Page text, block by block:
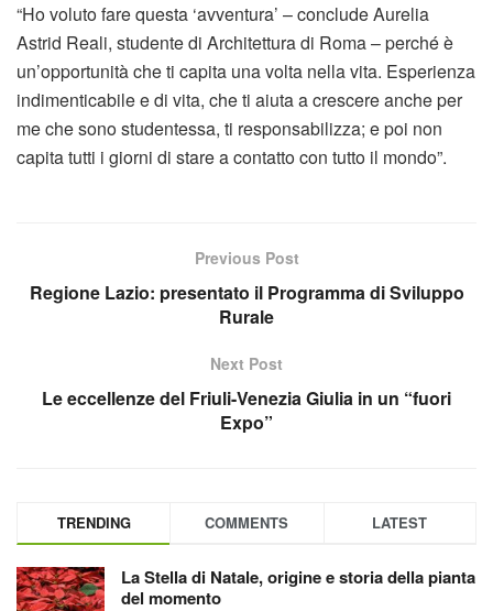
“Ho voluto fare questa ‘avventura’ – conclude Aurelia
Astrid Reali, studente di Architettura di Roma – perché è
un’opportunità che ti capita una volta nella vita. Esperienza
indimenticabile e di vita, che ti aiuta a crescere anche per
me che sono studentessa, ti responsabilizza; e poi non
capita tutti i giorni di stare a contatto con tutto il mondo”.
Previous Post
Regione Lazio: presentato il Programma di Sviluppo
Rurale
Next Post
Le eccellenze del Friuli-Venezia Giulia in un “fuori
Expo”
TRENDING COMMENTS LATEST
La Stella di Natale, origine e storia della pianta
del momento